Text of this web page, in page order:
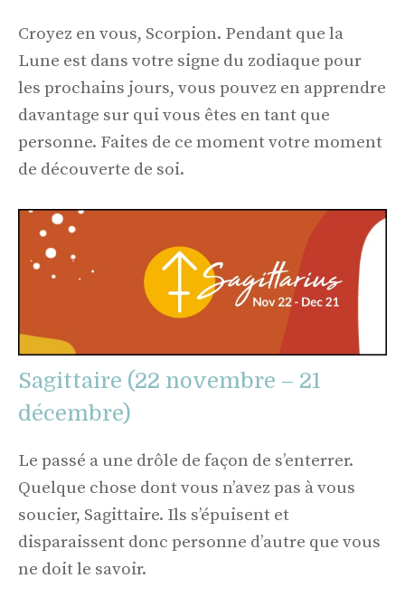
Croyez en vous, Scorpion. Pendant que la
Lune est dans votre signe du zodiaque pour
les prochains jours, vous pouvez en apprendre
davantage sur qui vous êtes en tant que
personne. Faites de ce moment votre moment
de découverte de soi.
Sagittaire (22 novembre – 21
décembre)
Le passé a une drôle de façon de s’enterrer.
Quelque chose dont vous n’avez pas à vous
soucier, Sagittaire. Ils s’épuisent et
disparaissent donc personne d’autre que vous
ne doit le savoir.